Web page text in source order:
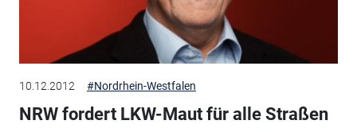
10.12.2012 #Nordrhein-Westfalen
NRW fordert LKW-Maut für alle Straßen